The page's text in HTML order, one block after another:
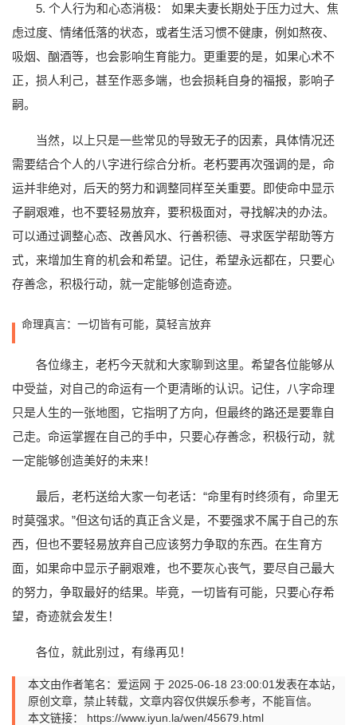
5. 个人行为和心态消极： 如果夫妻长期处于压力过大、焦
虑过度、情绪低落的状态，或者生活习惯不健康，例如熬夜、
吸烟、酗酒等，也会影响生育能力。更重要的是，如果心术不
正，损人利己，甚至作恶多端，也会损耗自身的福报，影响子
嗣。
当然，以上只是一些常见的导致无子的因素，具体情况还
需要结合个人的八字进行综合分析。老朽要再次强调的是，命
运并非绝对，后天的努力和调整同样至关重要。即使命中显示
子嗣艰难，也不要轻易放弃，要积极面对，寻找解决的办法。
可以通过调整心态、改善风水、行善积德、寻求医学帮助等方
式，来增加生育的机会和希望。记住，希望永远都在，只要心
存善念，积极行动，就一定能够创造奇迹。
命理真言：一切皆有可能，莫轻言放弃
各位缘主，老朽今天就和大家聊到这里。希望各位能够从
中受益，对自己的命运有一个更清晰的认识。记住，八字命理
只是人生的一张地图，它指明了方向，但最终的路还是要靠自
己走。命运掌握在自己的手中，只要心存善念，积极行动，就
一定能够创造美好的未来！
最后，老朽送给大家一句老话：“命里有时终须有，命里无
时莫强求。”但这句话的真正含义是，不要强求不属于自己的东
西，但也不要轻易放弃自己应该努力争取的东西。在生育方
面，如果命中显示子嗣艰难，也不要灰心丧气，要尽自己最大
的努力，争取最好的结果。毕竟，一切皆有可能，只要心存希
望，奇迹就会发生！
各位，就此别过，有缘再见！
本文由作者笔名：爱运网 于 2025-06-18 23:00:01发表在本站，
原创文章，禁止转载，文章内容仅供娱乐参考，不能盲信。
本文链接： https://www.iyun.la/wen/45679.html